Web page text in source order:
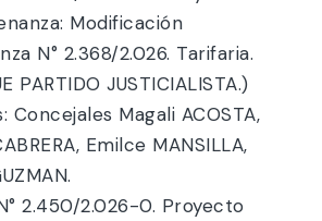
Modificación
N° 2.368/2.026. Tarifaria.
PARTIDO JUSTICIALISTA.)
Concejales Magali ACOSTA,
Emilce MANSILLA,
2.450/2.026-0. Proyecto